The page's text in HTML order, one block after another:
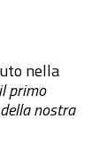
nella
primo
nostra